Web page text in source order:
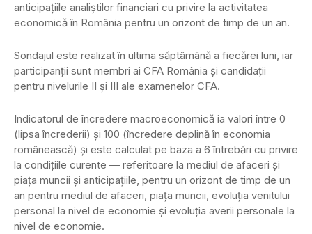
anticipaţiile analiştilor financiari cu privire la activitatea
economică în România pentru un orizont de timp de un an.
Sondajul este realizat în ultima săptâmână a fiecărei luni, iar
participanţii sunt membri ai CFA România şi candidaţii
pentru nivelurile II şi III ale examenelor CFA.
Indicatorul de încredere macroeconomică ia valori între 0
(lipsa încrederii) şi 100 (încredere deplină în economia
românească) şi este calculat pe baza a 6 întrebări cu privire
la condiţiile curente — referitoare la mediul de afaceri şi
piaţa muncii şi anticipaţiile, pentru un orizont de timp de un
an pentru mediul de afaceri, piaţa muncii, evoluţia venitului
personal la nivel de economie şi evoluţia averii personale la
nivel de economie.